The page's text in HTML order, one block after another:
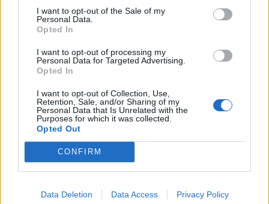
I want to opt-out of the Sale of my
Personal Data.
Opted In
I want to opt-out of processing my
Personal Data for Targeted Advertising.
Opted In
I want to opt-out of Collection, Use,
Retention, Sale, and/or Sharing of my
Personal Data that Is Unrelated with the
Purposes for which it was collected.
Opted Out
CONFIRM
Data Deletion Data Access Privacy Policy
Σχετικά Άρθρα